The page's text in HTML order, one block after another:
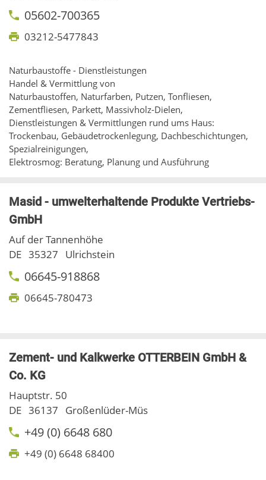
05602-700365
03212-5477843
Naturbaustoffe - Dienstleistungen
Handel & Vermittlung von
Naturbaustoffen, Naturfarben, Putzen, Tonfliesen,
Zementfliesen, Parkett, Massivholz-Dielen,
Dienstleistungen & Vermittlungen rund ums Haus:
Trockenbau, Gebäudetrockenlegung, Dachbeschichtungen,
Spezialreinigungen,
Elektrosmog: Beratung, Planung und Ausführung
Masid - umwelterhaltende Produkte Vertriebs-
GmbH
Auf der Tannenhöhe
DE 35327 Ulrichstein
06645-918868
06645-780473
Zement- und Kalkwerke OTTERBEIN GmbH &
Co. KG
Hauptstr. 50
DE 36137 Großenlüder-Müs
+49 (0) 6648 680
+49 (0) 6648 68400